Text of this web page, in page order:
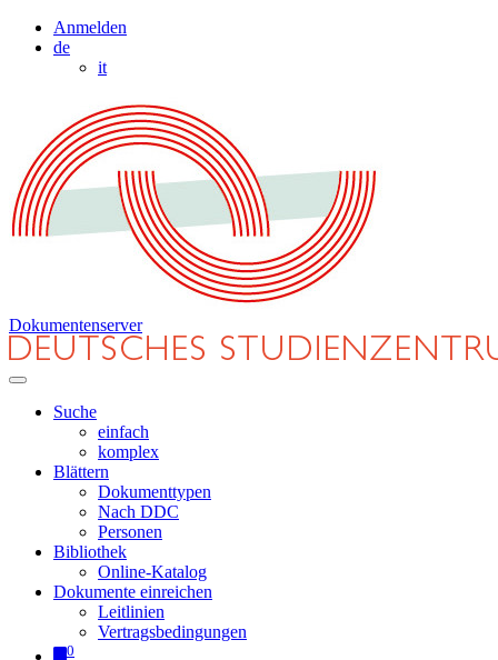
Anmelden
de
it
Dokumentenserver
Suche
einfach
komplex
Blättern
Dokumenttypen
Nach DDC
Personen
Bibliothek
Online-Katalog
Dokumente einreichen
Leitlinien
Vertragsbedingungen
0